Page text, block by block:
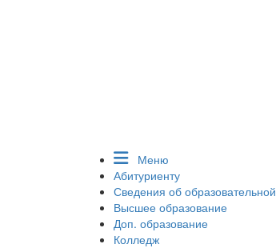
Меню
Абитуриенту
Сведения об
Высшее образование
Доп. образование
Колледж